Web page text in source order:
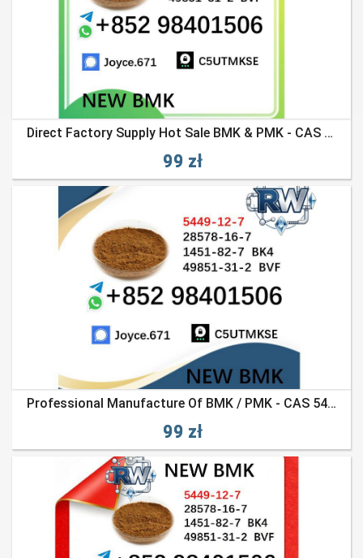
Direct Factory Supply Hot Sale BMK & PMK - CAS 5449-12-7, 28578-16-7
99 zł
Professional Manufacture Of BMK / PMK - CAS 5449-12-7 & 28578-16-7
99 zł